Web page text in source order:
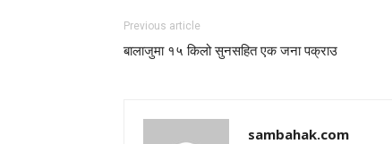
Previous article
बालाजुमा १५ किलो सुनसहित एक जना पक्राउ
sambahak.com